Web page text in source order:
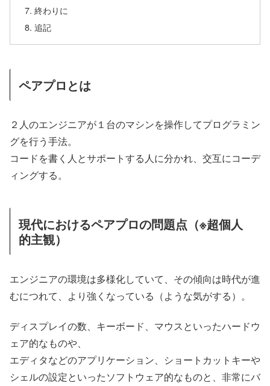
終わりに
追記
ペアプロとは
２人のエンジニアが１台のマシンを操作してプログラミン
グを行う手法。
コードを書く人とサポートする人に分かれ、交互にコーデ
ィングする。
現代におけるペアプロの問題点（※超個人
的主観）
エンジニアの環境は多様化していて、その傾向は時代が進
むにつれて、より強くなっている（ような気がする）。
ディスプレイの数、キーボード、マウスといったハードウ
ェア的なものや、
エディタなどのアプリケーション、ショートカットキーや
シェルの設定といったソフトウェア的なものと、非常にバ